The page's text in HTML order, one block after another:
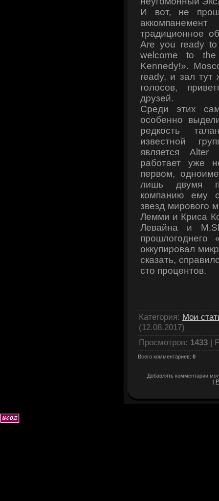
И вот, не
традиционное
Are you ready to
welcome to
Kennedy!».
ready, и зал тут
голосов,
друзей.
Среди этих
особенно
редкость
известной
является
работает уже
первом,
лишь двумя
компанию ему
звезд мирового
Лемми и Криса
Левайна и
прошлогоднего
оккупировал
сказать,
сто процентов.
Категория: Мои
(12.08.2017)
Просмотров: 1433 |
Всего комментариев: 0
Добавлять комментарии
[